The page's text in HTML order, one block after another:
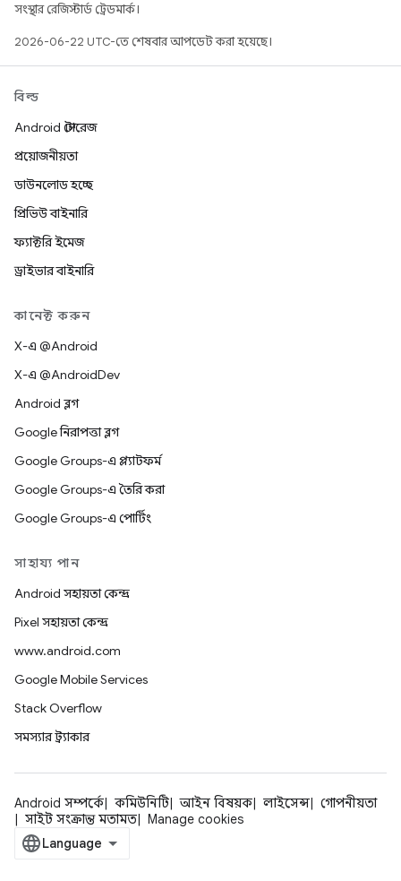
সংস্থার রেজিস্টার্ড ট্রেডমার্ক।
2026-06-22 UTC-তে শেষবার আপডেট করা হয়েছে।
বিল্ড
Android স্টোরেজ
প্রয়োজনীয়তা
ডাউনলোড হচ্ছে
প্রিভিউ বাইনারি
ফ্যাক্টরি ইমেজ
ড্রাইভার বাইনারি
কানেক্ট করুন
X-এ @Android
X-এ @AndroidDev
Android ব্লগ
Google নিরাপত্তা ব্লগ
Google Groups-এ প্ল্যাটফর্ম
Google Groups-এ তৈরি করা
Google Groups-এ পোর্টিং
সাহায্য পান
Android সহায়তা কেন্দ্র
Pixel সহায়তা কেন্দ্র
www.android.com
Google Mobile Services
Stack Overflow
সমস্যার ট্র্যাকার
Android সম্পর্কে কমিউনিটি আইন বিষয়ক লাইসেন্স
গোপনীয়তা
সাইট সংক্রান্ত মতামত
Manage cookies